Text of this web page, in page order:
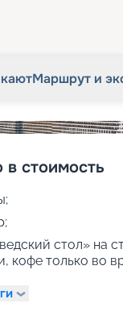
Маршрут и
в стоимость
стол» на
кофе только во